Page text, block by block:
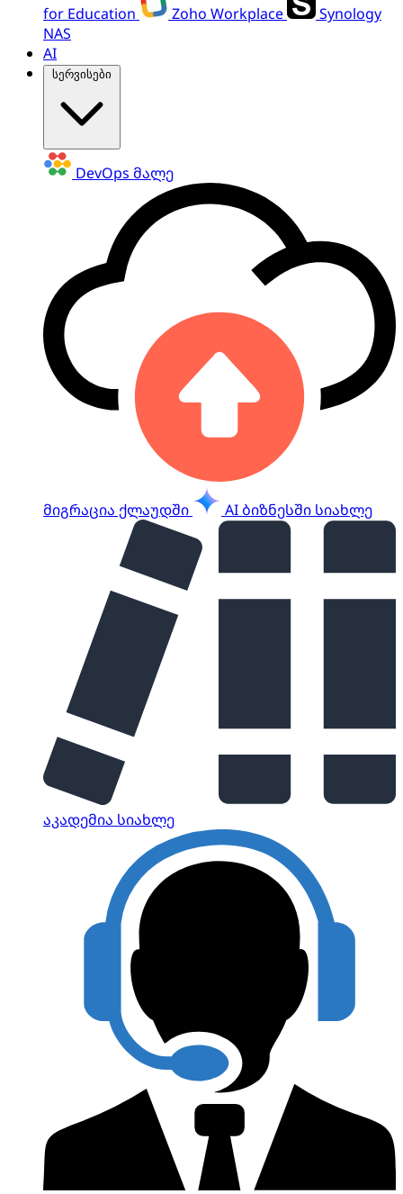
for Education Zoho Workplace
Synology
NAS
AI
DevOps მალე
მიგრაცია ქლაუდში AI ბიზნესში სიახლე
აკადემია სიახლე